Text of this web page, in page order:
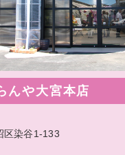
んや大宮本店
区染谷1-133